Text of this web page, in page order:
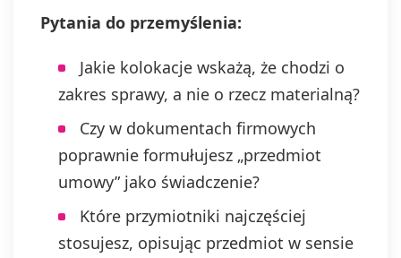
Pytania do przemyślenia:
Jakie kolokacje wskażą, że chodzi o
zakres sprawy, a nie o rzecz materialną?
Czy w dokumentach firmowych
poprawnie formułujesz „przedmiot
umowy” jako świadczenie?
Które przymiotniki najczęściej
stosujesz, opisując przedmiot w sensie